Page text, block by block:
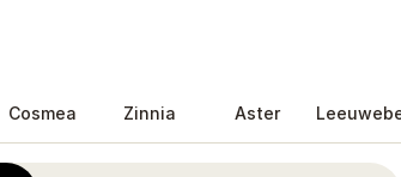
Cosmea Zinnia Aster